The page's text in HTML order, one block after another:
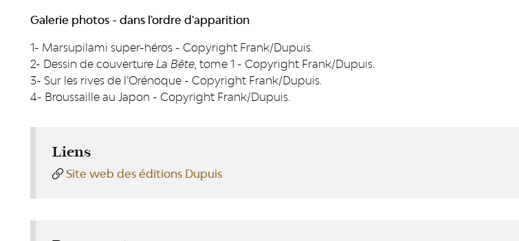
Galerie photos - dans l'ordre d'apparition
1- Marsupilami super-héros - Copyright Frank/Dupuis.
2- Dessin de couverture La Bête, tome 1 - Copyright Frank/Dupuis.
3- Sur les rives de l'Orénoque - Copyright Frank/Dupuis.
4- Broussaille au Japon - Copyright Frank/Dupuis.
Liens
Site web des éditions Dupuis